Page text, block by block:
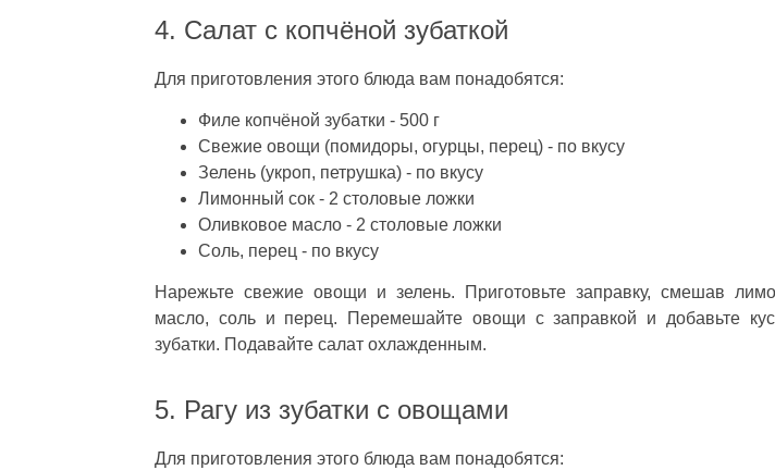
4. Салат с копчёной зубаткой
Для приготовления этого блюда вам понадобятся:
Филе копчёной зубатки - 500 г
Свежие овощи (помидоры, огурцы, перец) - по вкусу
Зелень (укроп, петрушка) - по вкусу
Лимонный сок - 2 столовые ложки
Оливковое масло - 2 столовые ложки
Соль, перец - по вкусу
Нарежьте свежие овощи и зелень. Приготовьте заправку, смешав
масло, соль и перец. Перемешайте овощи с заправкой и добавьте
зубатки. Подавайте салат охлажденным.
5. Рагу из зубатки с овощами
Для приготовления этого блюда вам понадобятся: